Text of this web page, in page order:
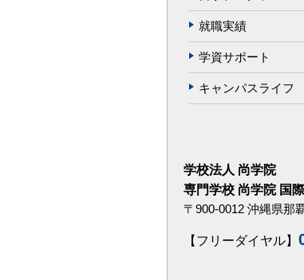
就職実績
学資サポート
キャンパスライフ
学校法人 尚学院
専門学校 尚学院 国
〒900-0012 沖縄県那
【フリーダイヤル】